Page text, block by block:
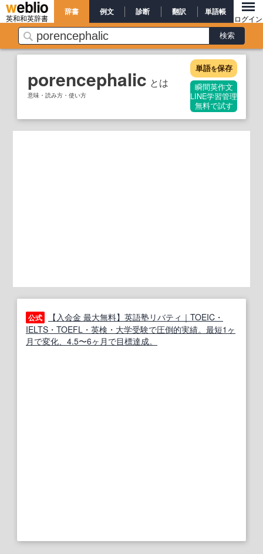
英和和英辞書
辞書 例文 診断 翻訳 単語帳
ログイン
porencephalic とは
意味・読み方・使い方
単語を保存
瞬間英作文
LINE学習管理
無料で試す
公式
【入会金 最大無料】英語塾リバティ｜TOEIC・
IELTS・TOEFL・英検・大学受験で圧倒的実績。最短1ヶ
月で変化、4.5〜6ヶ月で目標達成。